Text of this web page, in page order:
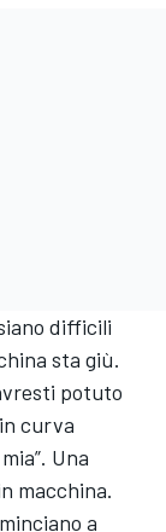
difficili
sta giù.
potuto
curva
Una
macchina.
a